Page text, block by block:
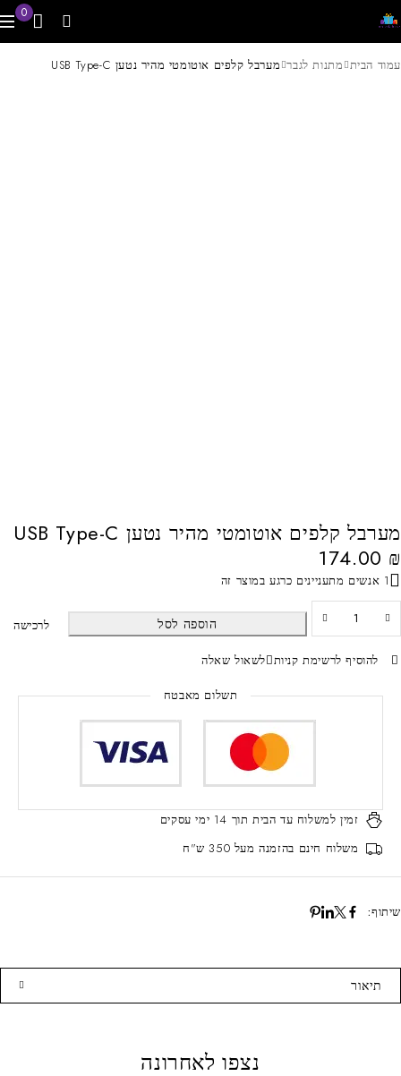
0
עמוד הבית מתנות לגבר מערבל קלפים אוטומטי מהיר נטען USB Type-C
מערבל קלפים אוטומטי מהיר נטען USB Type-C
174.00 ₪
1 אנשים מתעניינים כרגע במוצר זה
הוספה לסל לרכישה
להוסיף לרשימת קניות לשאול שאלה
תשלום מאבטח
זמין למשלוח עד הביתתוך 14 ימי עסקים
משלוח חינם בהזמנה מעל 350 ש"ח
שיתוף:
תיאור
נצפו לאחרונה